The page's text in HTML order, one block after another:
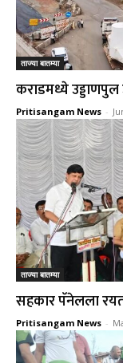
ताज्या बातम्या
कराडमध्ये उड्डाणपुल
Pritisangam News -
ताज्या बातम्या
सहकार पॅनेलला
Pritisangam News -